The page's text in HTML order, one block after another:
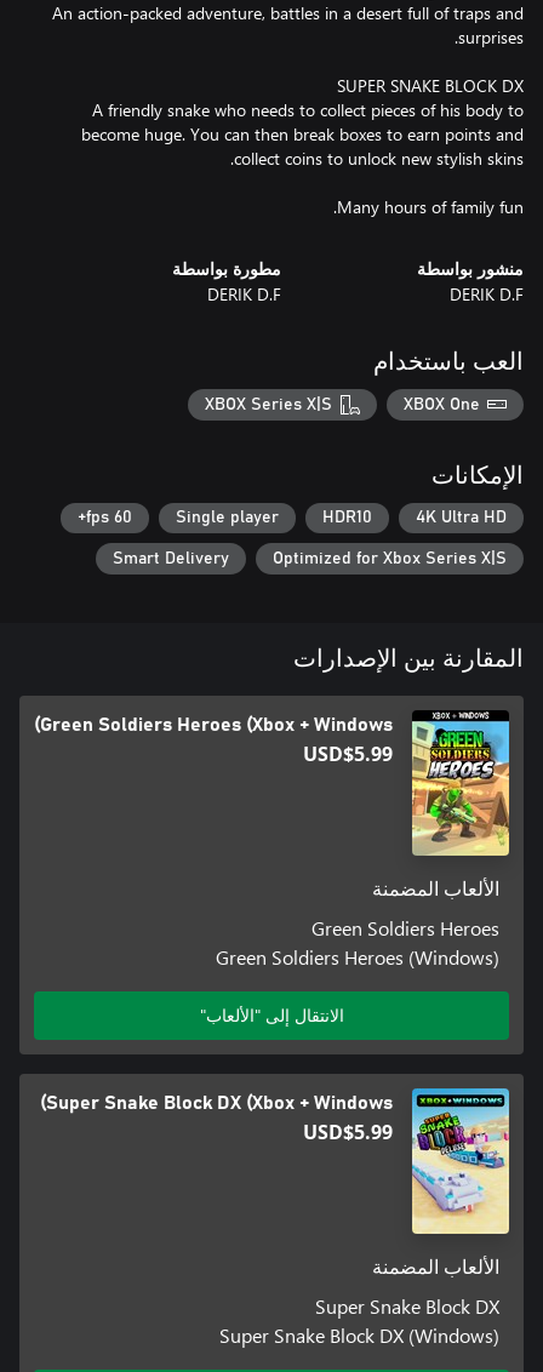
An action-packed adventure, battles in a desert full of traps and
A friendly snake who needs to collect pieces of his body to
become huge. You can then break boxes to earn points and
Many hours of family fun.
منشور بواسطة
DERIK D.F
مطورة بواسطة
DERIK D.F
العب باستخدام
XBOX One
XBOX Series X|S
الإمكانات
4K Ultra HD
HDR10
Single player
60 fps+
Optimized for Xbox Series X|S
Smart Delivery
المقارنة بين الإصدارات
Green Soldiers Heroes (Xbox + Windows)
USD$5.99
الألعاب المضمنة
Green Soldiers Heroes
Green Soldiers Heroes (Windows)
الانتقال إلى "الألعاب"
Super Snake Block DX (Xbox + Windows)
USD$5.99
الألعاب المضمنة
Super Snake Block DX
Super Snake Block DX (Windows)